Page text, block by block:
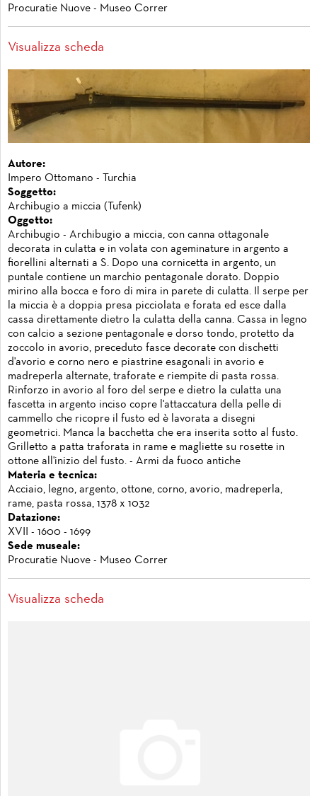
Procuratie Nuove - Museo Correr
Visualizza scheda
Autore:
Impero Ottomano - Turchia
Soggetto:
Archibugio a miccia (Tufenk)
Oggetto:
Archibugio - Archibugio a miccia, con canna ottagonale
decorata in culatta e in volata con ageminature in argento a
fiorellini alternati a S. Dopo una cornicetta in argento, un
puntale contiene un marchio pentagonale dorato. Doppio
mirino alla bocca e foro di mira in parete di culatta. Il serpe per
la miccia è a doppia presa picciolata e forata ed esce dalla
cassa direttamente dietro la culatta della canna. Cassa in legno
con calcio a sezione pentagonale e dorso tondo, protetto da
zoccolo in avorio, preceduto fasce decorate con dischetti
d'avorio e corno nero e piastrine esagonali in avorio e
madreperla alternate, traforate e riempite di pasta rossa.
Rinforzo in avorio al foro del serpe e dietro la culatta una
fascetta in argento inciso copre l'attaccatura della pelle di
cammello che ricopre il fusto ed è lavorata a disegni
geometrici. Manca la bacchetta che era inserita sotto al fusto.
Grilletto a patta traforata in rame e magliette su rosette in
ottone all'inizio del fusto. - Armi da fuoco antiche
Materia e tecnica:
Acciaio, legno, argento, ottone, corno, avorio, madreperla,
rame, pasta rossa, 1378 x 1032
Datazione:
XVII - 1600 - 1699
Sede museale:
Procuratie Nuove - Museo Correr
Visualizza scheda